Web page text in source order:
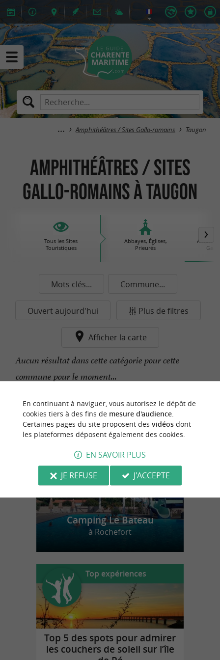
Amphithéâtres / Sites Gallo-romains Taugon
Amphithéâtres / Sites
Gallo-romains à Taugon
Tous les Sites
Touristiques
Abbayes, Églises,
Prieurés
Mots clés... Commune...
Ouvert aujourd'hui Plus de filtres
Afficher la carte
Aucun résultat dans cette catégorie pour cette
commune pour le moment...
n
o
t
r
e
c
o
u
p
d
e
c
o
e
u
r
Camping Le Bateau
à Rochefort
Top expériences
Top 5 des spots pour admirer
les couchers de soleil sur l’île
En continuant à naviguer, vous autorisez le dépôt de
cookies tiers à des fins de mesure d'audience.
Certaines pages du site proposent des vidéosdont
les plateformes déposent également des cookies.
EN SAVOIR PLUS
JE REFUSE
J'ACCEPTE